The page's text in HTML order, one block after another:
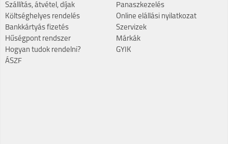
Szállítás, átvétel, díjak
Költséghelyes rendelés
Bankkártyás fizetés
Hűségpont rendszer
Hogyan tudok rendelni?
ÁSZF
Panaszkezelés
Online elállási nyilatkozat
Szervizek
Márkák
GYIK